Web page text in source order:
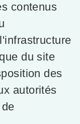
contenus
du site
des
autorités